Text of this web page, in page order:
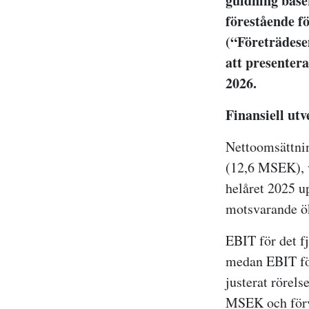
förestående
att
2026.
Finansiell
(12,6 MSEK),
helåret 2025
motsvarande
EBIT för det
medan EBIT
justerat
MSEK och